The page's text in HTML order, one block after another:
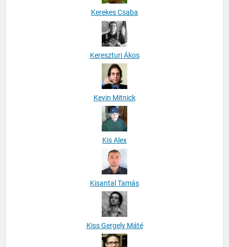
Kerekes Csaba
Kereszturi Ákos
Kevin Mitnick
Kis Alex
Kisantal Tamás
Kiss Gergely Máté